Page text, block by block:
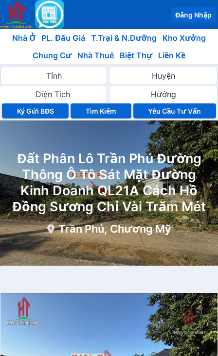
Đăng Nhập
Nhà Ở PL. Đấu Giá T.Trại & N.Dưỡng
Kho Xưởng
Chung Cư
Nhà Thuê Biệt Thự Liền Kề
Ký Gửi BĐS Yêu Cầu Tư Vấn
Đất Phân Lô Trần Phú Đường
Thông Ô Tô Sát Mặt Đường
Kinh Doanh QL21A Cách Hồ
Đồng Sương Chỉ Vài Trăm Mét
Trần Phú, Chương Mỹ